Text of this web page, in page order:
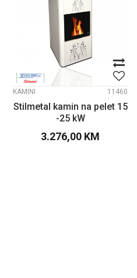
KAMINI 11460
Stilmetal kamin na pelet 15
-25 kW
3.276,00 KM